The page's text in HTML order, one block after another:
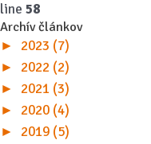
line 58
Archív článkov
►
2023 (7)
►
2022 (2)
►
2021 (3)
►
2020 (4)
►
2019 (5)